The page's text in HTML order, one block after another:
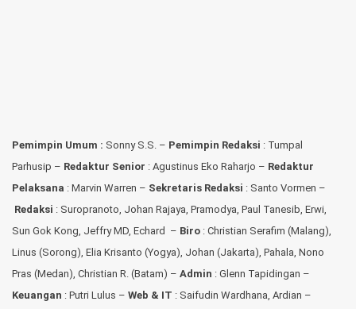
Pemimpin Umum : Sonny S.S. – Pemimpin Redaksi : Tumpal
Parhusip – Redaktur Senior : Agustinus Eko Raharjo – Redaktur
Pelaksana : Marvin Warren – Sekretaris Redaksi : Santo Vormen –
Redaksi : Suropranoto, Johan Rajaya, Pramodya, Paul Tanesib, Erwi,
Sun Gok Kong, Jeffry MD, Echard – Biro : Christian Serafim (Malang),
Linus (Sorong), Elia Krisanto (Yogya), Johan (Jakarta), Pahala, Nono
Pras (Medan), Christian R. (Batam) – Admin : Glenn Tapidingan –
Keuangan : Putri Lulus – Web & IT : Saifudin Wardhana, Ardian –